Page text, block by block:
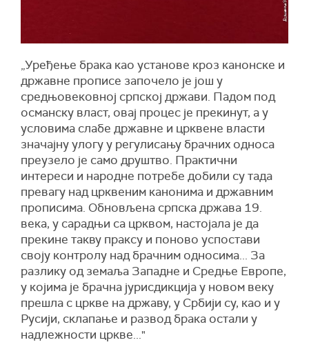
„Уређење брака као установе кроз канонске и
државне прописе започело је још у
средњовековној српској држави. Падом под
османску власт, овај процес је прекинут, а у
условима слабе државне и црквене власти
значајну улогу у регулисању брачних односа
преузело је само друштво. Практични
интереси и народне потребе добили су тада
превагу над црквеним канонима и државним
прописима. Обновљена српска држава 19.
века, у сарадњи са црквом, настојала је да
прекине такву праксу и поново успостави
своју контролу над брачним односима... За
разлику од земаља Западне и Средње Европе,
у којима је брачна јурисдикција у новом веку
прешла с цркве на државу, у Србији су, као и у
Русији, склапање и развод брака остали у
надлежности цркве..."